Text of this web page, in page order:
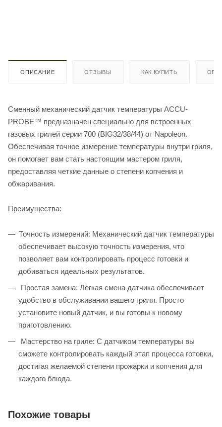
ОПИСАНИЕ ОТЗЫВЫ КАК КУПИТЬ
Сменный механический датчик температуры ACCU-
PROBE™ предназначен специально для встроенных
газовых грилей серии 700 (BIG32/38/44) от Napoleon.
Обеспечивая точное измерение температуры внутри гриля,
он помогает вам стать настоящим мастером гриля,
предоставляя четкие данные о степени копчения и
обжаривания.
Преимущества:
Точность измерений: Механический датчик температуры
обеспечивает высокую точность измерения, что
позволяет вам контролировать процесс готовки и
добиваться идеальных результатов.
Простая замена: Легкая смена датчика обеспечивает
удобство в обслуживании вашего гриля. Просто
установите новый датчик, и вы готовы к новому
приготовлению.
Мастерство на гриле: С датчиком температуры вы
сможете контролировать каждый этап процесса готовки,
достигая желаемой степени прожарки и копчения для
каждого блюда.
Похожие товары